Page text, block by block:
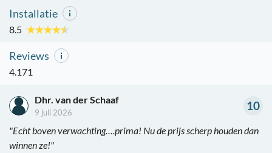
Installatie
8.5
Reviews
4.171
10
Dhr. van der Schaaf
9 juli 2026
"Echt boven verwachting….prima! Nu de prijs scherp houden dan
winnen ze!"